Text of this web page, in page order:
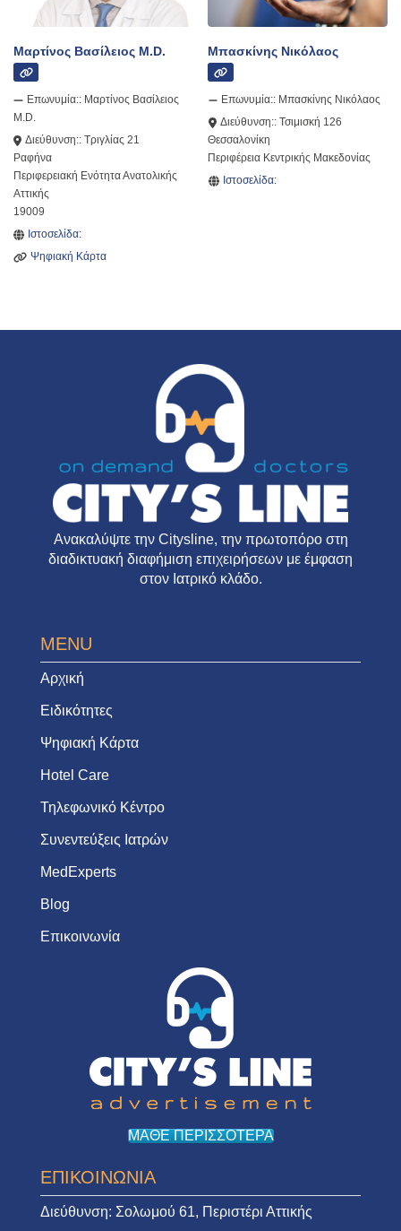
Μαρτίνος Βασίλειος M.D.
Επωνυμία:: Μαρτίνος Βασίλειος
M.D.
Διεύθυνση::Τριγλίας 21
Ραφήνα
Περιφερειακή Ενότητα Ανατολικής
Αττικής
19009
Ιστοσελίδα:
Ψηφιακή Κάρτα
Μπασκίνης Νικόλαος
Επωνυμία:: Μπασκίνης Νικόλαος
Διεύθυνση:: Τσιμισκή 126
Θεσσαλονίκη
Περιφέρεια Κεντρικής Μακεδονίας
Ιστοσελίδα:
Ανακαλύψτε την Citysline, την πρωτοπόρο στη
διαδικτυακή διαφήμιση επιχειρήσεων με έμφαση
στον Ιατρικό κλάδο.
MENU
Αρχική
Ειδικότητες
Ψηφιακή Κάρτα
Hotel Care
Τηλεφωνικό Κέντρο
Συνεντεύξεις Ιατρών
MedExperts
Blog
Επικοινωνία
ΜΑΘΕ ΠΕΡΙΣΣΟΤΕΡΑ
ΕΠΙΚΟΙΝΩΝΙΑ
Διεύθυνση: Σολωμού 61, Περιστέρι Αττικής